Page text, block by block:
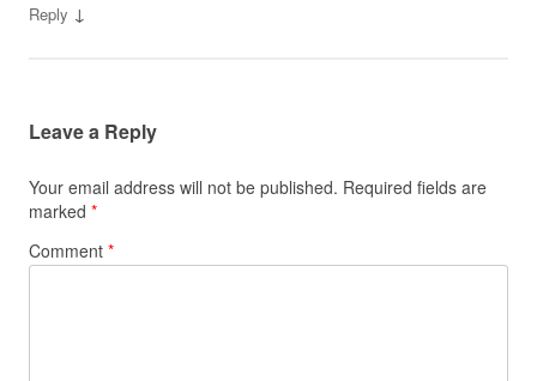
Reply ↓
Leave a Reply
Your email address will not be published. Required fields are
marked *
Comment *